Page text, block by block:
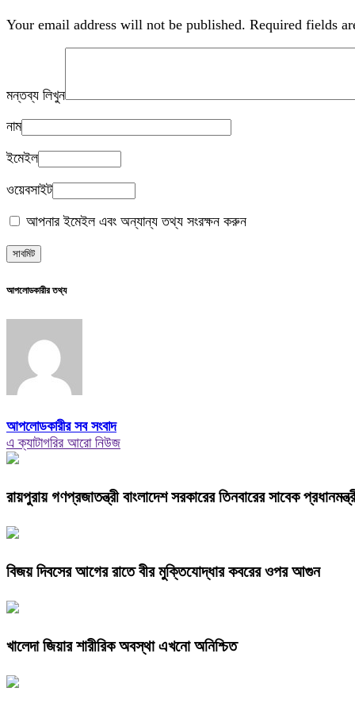
Your email address will not be published. Required fields
মন্তব্য লিখুন
নাম
ইমেইল
ওয়েবসাইট
আপনার ইমেইল এবং অন্যান্য তথ্য সংরক্ষন করুন
আপলোডকারীর তথ্য
আপলোডকারীর সব সংবাদ
এ ক্যাটাগরির আরো নিউজ
রায়পুরায় গণপ্রজাতন্ত্রী বাংলাদেশ সরকারের তিনবারের সাবেক
বিজয় দিবসের আগের রাতে বীর মুক্তিযোদ্ধার কবরের ওপর আগুন
খালেদা জিয়ার শারীরিক অবস্থা এখনো অনিশ্চিত